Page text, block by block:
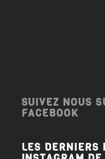
SUIVEZ NOUS
FACEBOOK
LES DERNIERS